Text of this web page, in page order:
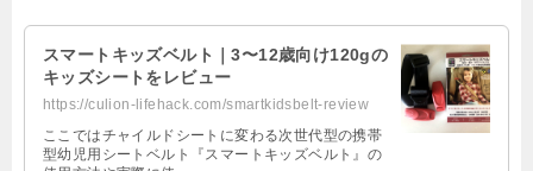
スマートキッズベルト｜3〜12歳向け120gの
キッズシートをレビュー
https://culion-lifehack.com/smartkidsbelt-review
ここではチャイルドシートに変わる次世代型の携帯
型幼児用シートベルト『スマートキッズベルト』の